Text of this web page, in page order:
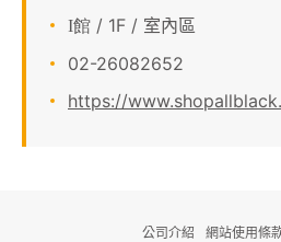
I館 / 1F / 室內區
02-26082652
https://
公司介紹 網站使用條